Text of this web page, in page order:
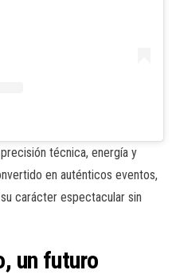
técnica, energía y
en auténticos eventos,
carácter espectacular sin
un futuro